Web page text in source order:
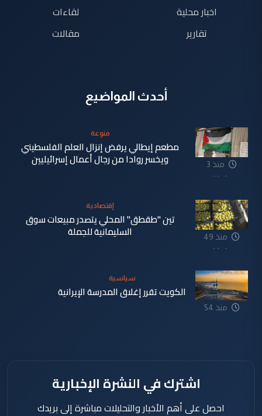
اخبار محلية
تقارير
لقاءات
مقالات
أحدث المواضيع
منذ 3
دقيقة
منوعة
مطعم إيطالي يرفض إنزال العلم الفلسطيني
ويخسر روادا من رجال أعمال إسرائيليين
منذ 49
دقيقة
إقتصادية
تين "طقطق" المحلي يتصدر مبيعات سوق
السليمانية للجملة
منذ 54
سياسية
الكويت تقرر إغلاق المدرسة الإيرانية
اشترك في النشرة الإخبارية
احصل على أهم الأخبار والتحليلات مباشرة إلى بريدك